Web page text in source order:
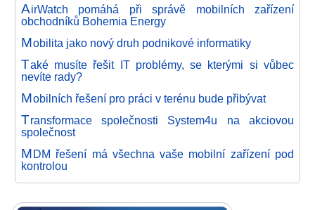
AirWatch pomáhá při správě mobilních zařízení
obchodníků Bohemia Energy
Mobilita jako nový druh podnikové informatiky
Také musíte řešit IT problémy, se kterými si vůbec
nevíte rady?
Mobilních řešení pro práci v terénu bude přibývat
Transformace společnosti System4u na akciovou
společnost
MDM řešení má všechna vaše mobilní zařízení pod
kontrolou